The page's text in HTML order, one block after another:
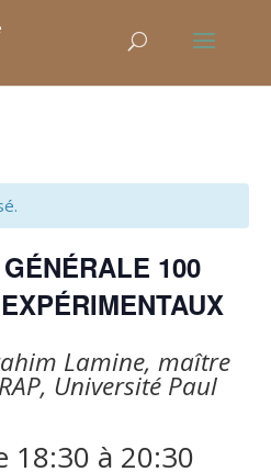
100
Lamine, maître
Université Paul
18:30 à 20:30